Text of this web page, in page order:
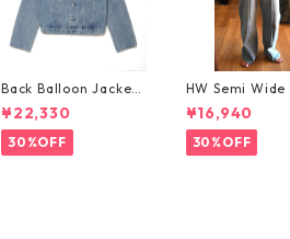
Back Balloon Jacket
（WBN3304-MID BL
UE）バックバルーンジ
ャケト
¥22,330
30%OFF
HW Semi
TUCK Pants/
3-LIGHTBLUE
¥16,940
30%OFF